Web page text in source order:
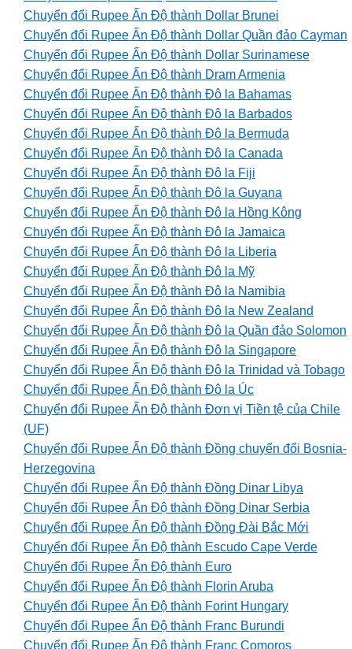
Chuyển đổi Rupee Ấn Độ thành Dollar Brunei
Chuyển đổi Rupee Ấn Độ thành Dollar Quần đảo Cayman
Chuyển đổi Rupee Ấn Độ thành Dollar Surinamese
Chuyển đổi Rupee Ấn Độ thành Dram Armenia
Chuyển đổi Rupee Ấn Độ thành Đô la Bahamas
Chuyển đổi Rupee Ấn Độ thành Đô la Barbados
Chuyển đổi Rupee Ấn Độ thành Đô la Bermuda
Chuyển đổi Rupee Ấn Độ thành Đô la Canada
Chuyển đổi Rupee Ấn Độ thành Đô la Fiji
Chuyển đổi Rupee Ấn Độ thành Đô la Guyana
Chuyển đổi Rupee Ấn Độ thành Đô la Hồng Kông
Chuyển đổi Rupee Ấn Độ thành Đô la Jamaica
Chuyển đổi Rupee Ấn Độ thành Đô la Liberia
Chuyển đổi Rupee Ấn Độ thành Đô la Mỹ
Chuyển đổi Rupee Ấn Độ thành Đô la Namibia
Chuyển đổi Rupee Ấn Độ thành Đô la New Zealand
Chuyển đổi Rupee Ấn Độ thành Đô la Quần đảo Solomon
Chuyển đổi Rupee Ấn Độ thành Đô la Singapore
Chuyển đổi Rupee Ấn Độ thành Đô la Trinidad và Tobago
Chuyển đổi Rupee Ấn Độ thành Đô la Úc
Chuyển đổi Rupee Ấn Độ thành Đơn vị Tiền tệ của Chile
(UF)
Chuyển đổi Rupee Ấn Độ thành Đồng chuyển đổi Bosnia-
Herzegovina
Chuyển đổi Rupee Ấn Độ thành Đồng Dinar Libya
Chuyển đổi Rupee Ấn Độ thành Đồng Dinar Serbia
Chuyển đổi Rupee Ấn Độ thành Đồng Đài Bắc Mới
Chuyển đổi Rupee Ấn Độ thành Escudo Cape Verde
Chuyển đổi Rupee Ấn Độ thành Euro
Chuyển đổi Rupee Ấn Độ thành Florin Aruba
Chuyển đổi Rupee Ấn Độ thành Forint Hungary
Chuyển đổi Rupee Ấn Độ thành Franc Burundi
Chuyển đổi Rupee Ấn Độ thành Franc Comoros